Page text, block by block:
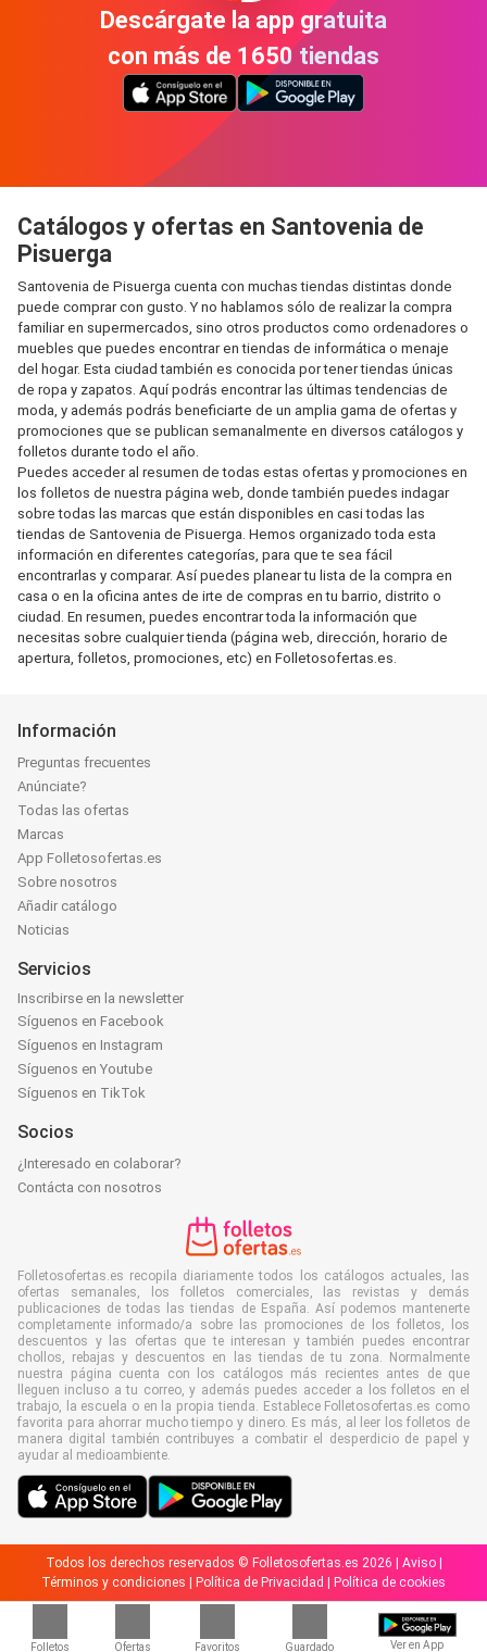
Folletos Ofertas Favoritos Guardado Ver en App
Descárgate la app gratuita
con más de 1650 tiendas
Catálogos y ofertas en Santovenia de
Pisuerga
Santovenia de Pisuerga cuenta con muchas tiendas distintas donde
puede comprar con gusto. Y no hablamos sólo de realizar la compra
familiar en supermercados, sino otros productos como ordenadores o
muebles que puedes encontrar en tiendas de informática o menaje
del hogar. Esta ciudad también es conocida por tener tiendas únicas
de ropa y zapatos. Aquí podrás encontrar las últimas tendencias de
moda, y además podrás beneficiarte de un amplia gama de ofertas y
promociones que se publican semanalmente en diversos catálogos y
folletos durante todo el año.
Puedes acceder al resumen de todas estas ofertas y promociones en
los folletos de nuestra página web, donde también puedes indagar
sobre todas las marcas que están disponibles en casi todas las
tiendas de Santovenia de Pisuerga. Hemos organizado toda esta
información en diferentes categorías, para que te sea fácil
encontrarlas y comparar. Así puedes planear tu lista de la compra en
casa o en la oficina antes de irte de compras en tu barrio, distrito o
ciudad. En resumen, puedes encontrar toda la información que
necesitas sobre cualquier tienda (página web, dirección, horario de
apertura, folletos, promociones, etc) en Folletosofertas.es.
Información
Preguntas frecuentes
Anúnciate?
Todas las ofertas
Marcas
App Folletosofertas.es
Sobre nosotros
Añadir catálogo
Noticias
Servicios
Inscribirse en la newsletter
Síguenos en Facebook
Síguenos en Instagram
Síguenos en Youtube
Síguenos en TikTok
Socios
¿Interesado en colaborar?
Contácta con nosotros
Folletosofertas.es recopila diariamente todos los catálogos actuales, las
ofertas semanales, los folletos comerciales, las revistas y demás
publicaciones de todas las tiendas de España. Así podemos mantenerte
completamente informado/a sobre las promociones de los folletos, los
descuentos y las ofertas que te interesan y también puedes encontrar
chollos, rebajas y descuentos en las tiendas de tu zona. Normalmente
nuestra página cuenta con los catálogos más recientes antes de que
lleguen incluso a tu correo, y además puedes acceder a los folletos en el
trabajo, la escuela o en la propia tienda. Establece Folletosofertas.es como
favorita para ahorrar mucho tiempo y dinero. Es más, al leer los folletos de
manera digital también contribuyes a combatir el desperdicio de papel y
ayudar al medioambiente.
Todos los derechos reservados © Folletosofertas.es 2026 | Aviso|
Términos y condiciones
Política de Privacidad Política de cookies